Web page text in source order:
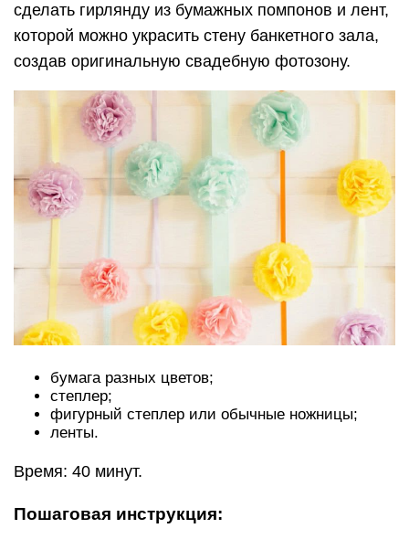
сделать гирлянду из бумажных помпонов и лент,
которой можно украсить стену банкетного зала,
создав оригинальную свадебную фотозону.
бумага разных цветов;
степлер;
фигурный степлер или обычные ножницы;
ленты.
Время: 40 минут.
Пошаговая инструкция: